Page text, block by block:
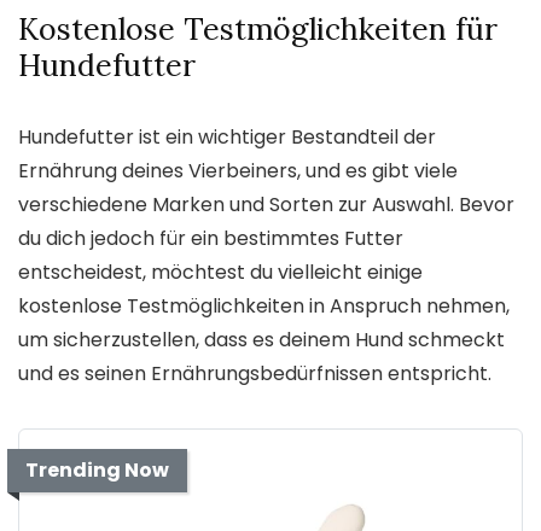
Kostenlose Testmöglichkeiten für
Hundefutter
Hundefutter ist ein wichtiger Bestandteil der
Ernährung deines Vierbeiners, und es gibt viele
verschiedene Marken und Sorten zur Auswahl. Bevor
du dich jedoch für ein bestimmtes Futter
entscheidest, möchtest du vielleicht einige
kostenlose Testmöglichkeiten in Anspruch nehmen,
um sicherzustellen, dass es deinem Hund schmeckt
und es seinen Ernährungsbedürfnissen entspricht.
Trending Now